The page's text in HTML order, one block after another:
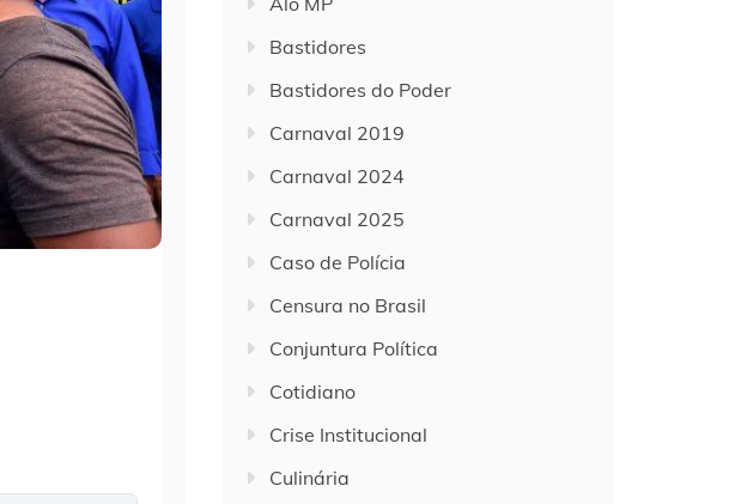
Bastidores
Bastidores do Poder
Carnaval 2019
Carnaval 2024
Carnaval 2025
Caso de Polícia
Censura no Brasil
Conjuntura Política
Cotidiano
Crise Institucional
Culinária